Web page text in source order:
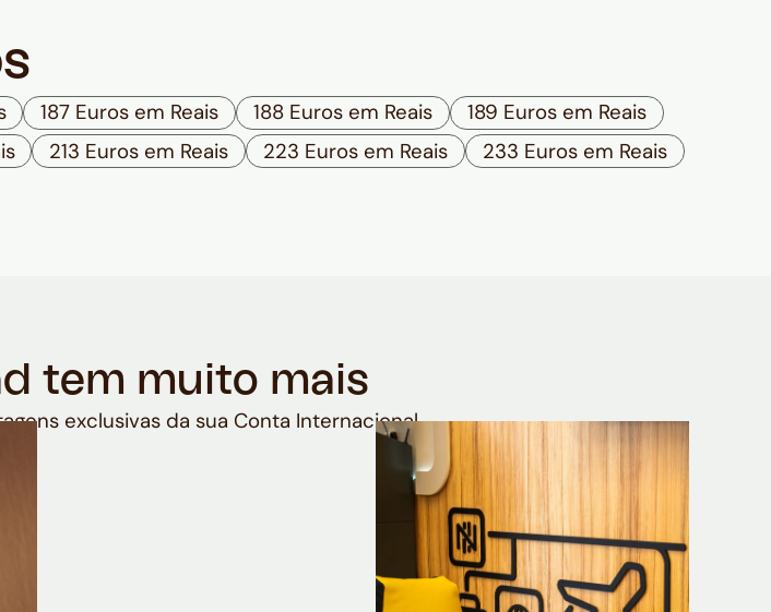
187 Euros em Reais 188 Euros em Reais
189 Euros em Reais
213 Euros em Reais 223 Euros em Reais 233 Euros em Reais
tem muito mais
exclusivas da sua Conta Internacional